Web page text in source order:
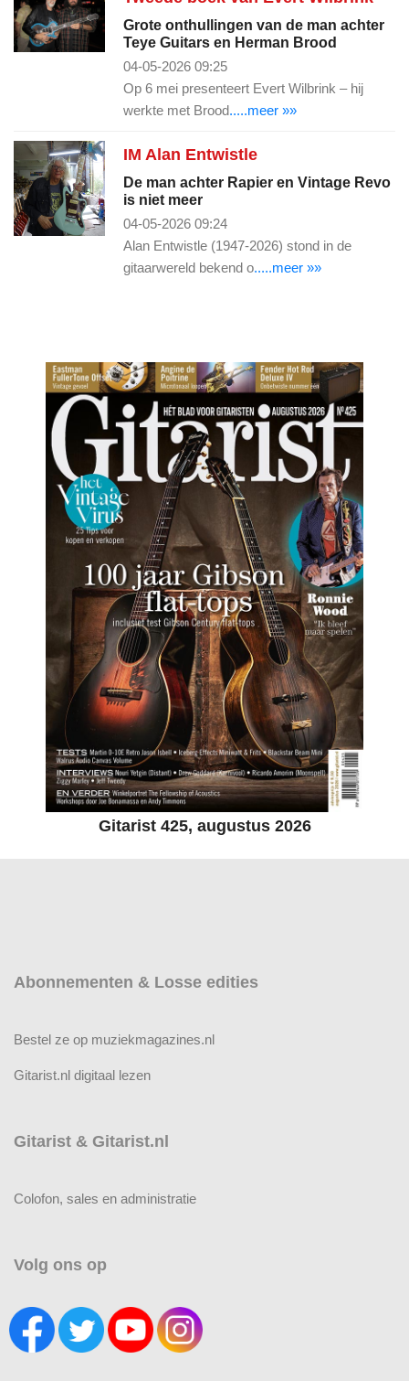
Grote onthullingen van de man achter
Teye Guitars en Herman Brood
04-05-2026 09:25
Op 6 mei presenteert Evert Wilbrink – hij
werkte met Brood.....meer »»
IM Alan Entwistle
De man achter Rapier en Vintage Revo
is niet meer
04-05-2026 09:24
Alan Entwistle (1947-2026) stond in de
gitaarwereld bekend o.....meer »»
Gitarist 425, augustus 2026
Abonnementen & Losse edities
Bestel ze op muziekmagazines.nl
Gitarist.nl digitaal lezen
Gitarist & Gitarist.nl
Colofon, sales en administratie
Volg ons op